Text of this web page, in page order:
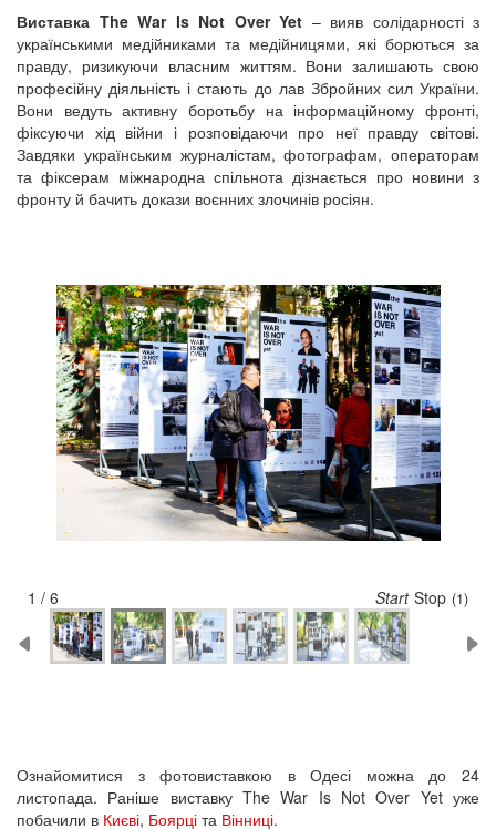
Виставка The War Is Not Over Yet – вияв солідарності з
українськими медійниками та медійницями, які борються за
правду, ризикуючи власним життям. Вони залишають свою
професійну діяльність і стають до лав Збройних сил України.
Вони ведуть активну боротьбу на інформаційному фронті,
фіксуючи хід війни і розповідаючи про неї правду світові.
Завдяки українським журналістам, фотографам, операторам
та фіксерам міжнародна спільнота дізнається про новини з
фронту й бачить докази воєнних злочинів росіян.
2 / 6 Start Stop (5)
Ознайомитися з фотовиставкою в Одесі можна до 24
листопада. Раніше виставку The War Is Not Over Yet уже
побачили в Києві, Боярці та Вінниці.